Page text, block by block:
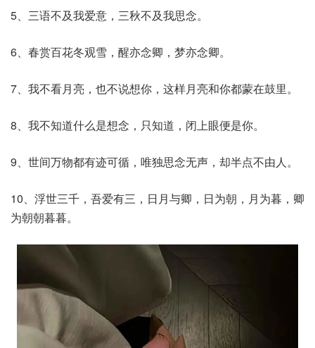
5、三语不及我爱意，三秋不及我思念。
6、春赏百花冬观雪，醒亦念卿，梦亦念卿。
7、我不看月亮，也不说想你，这样月亮和你都蒙在鼓里。
8、我不知道什么是想念，只知道，闭上眼便是你。
9、世间万物都有迹可循，唯独思念无声，却半点不由人。
10、浮世三千，吾爱有三，日月与卿，日为朝，月为暮，卿
为朝朝暮暮。